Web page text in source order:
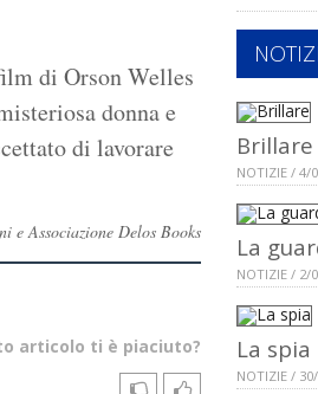
di Orson Welles
donna e
di lavorare
Associazione Delos Books
articolo ti è piaciuto?
Brillare
NOTIZIE / 4/
La
NOTIZIE / 2/
La spia
NOTIZIE /